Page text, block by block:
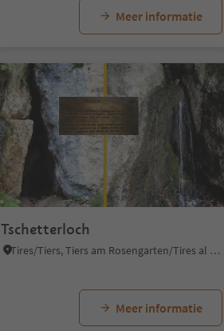
Meer informatie
Tschetterloch
Tires/Tiers, Tiers am Rosengarten/Tires al Catinaccio, Dolomites Region Seiser Alm
Meer informatie